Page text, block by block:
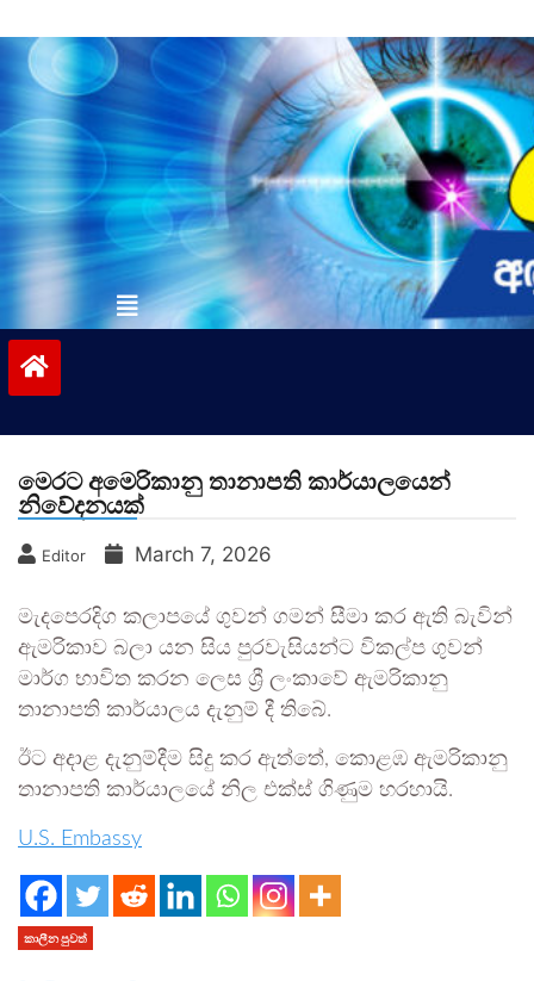
to
contentvinivida.lk
මෙරට අමෙරිකානු තානාපති කාර්යාලයෙන්
නිවේදනයක්
Editor March 7, 2026
මැදපෙරදිග කලාපයේ ගුවන් ගමන් සීමා කර ඇති බැවින්
ඇමරිකාව බලා යන සිය පුරවැසියන්ට විකල්ප ගුවන්
මාර්ග භාවිත කරන ලෙස ශ්‍රී ලංකාවේ ඇමරිකානු
තානාපති කාර්යාලය දැනුම් දී තිබේ.
ඊට අදාළ දැනුම්දීම සිදු කර ඇත්තේ, කොළඹ ඇමරිකානු
තානාපති කාර්යාලයේ නිල එක්ස් ගිණුම හරහායි.
U.S. Embassy
කාලීන පුවත්